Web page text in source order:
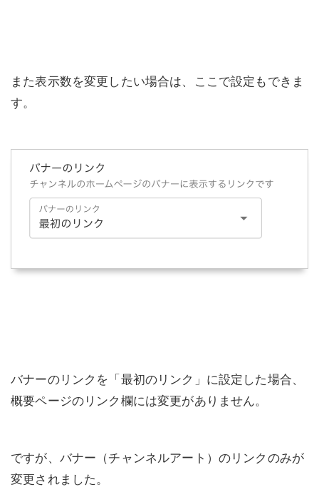
また表示数を変更したい場合は、ここで設定もできま
す。
バナーのリンクを「最初のリンク」に設定した場合、
概要ページのリンク欄には変更がありません。
ですが、バナー（チャンネルアート）のリンクのみが
変更されました。